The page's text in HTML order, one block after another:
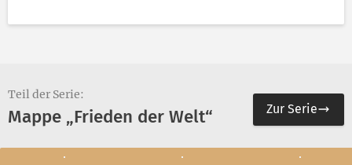
Teil der Serie:
Mappe „Frieden der Welt“ Zur Serie